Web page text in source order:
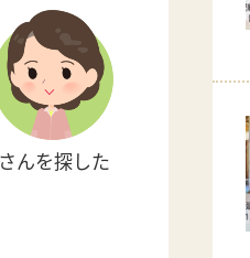
んを探した